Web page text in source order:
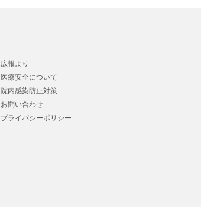
広報より
医療安全について
院内感染防止対策
お問い合わせ
プライバシーポリシー